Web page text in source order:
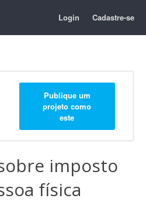
Login Cadastre-se
Publique um
projeto como
este
imposto
física